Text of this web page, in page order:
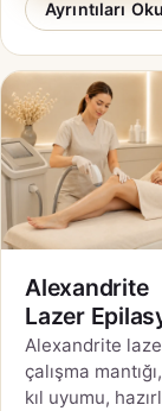
Ayrıntıları
Alexandrite
Lazer
Alexandrite
çalışma
kıl uyumu,